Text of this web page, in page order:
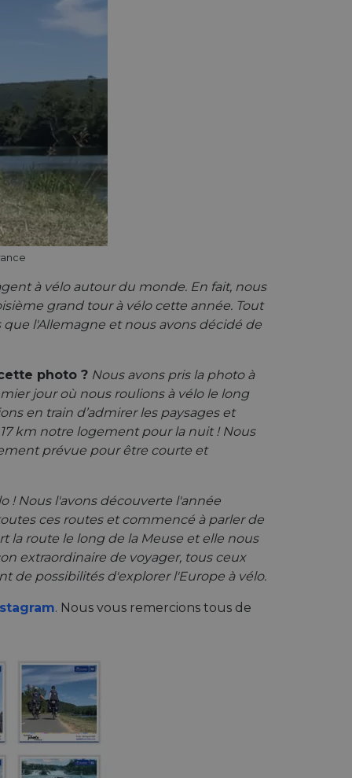
à vélo autour du monde. En fait, nous
grand tour à vélo cette année. Tout
que l'Allemagne et nous avons décidé de
photo ? Nous avons pris la photo à
jour où nous roulions à vélo le long
en train d’admirer les paysages et
km notre logement pour la nuit ! Nous
prévue pour être courte et
! Nous l'avons découverte l'année
ces routes et commencé à parler de
la route le long de la Meuse et elle nous
extraordinaire de voyager, tous ceux
de possibilités d'explorer l'Europe à vélo.
. Nous vous remercions tous de
development
a site against
response
traffic is
It is part of
and bots.
valid reports
and bots.
valid reports
cases after the
named
by sites written
used to
pour
visiteurs en
de cookies
l'état de la
- qui est une
utilisé de
client. Il est
calculer les
rapports
of
on the
des
utilisateur et
for
whether the
Youtube
sur la
toute publicité
Web.
on the
optiMonk
qui garantit le
securely,
during a
with the
securely,
during a
functionality